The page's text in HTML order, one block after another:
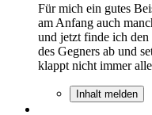
Für mich ein gutes
am Anfang auch
und jetzt finde ich
des Gegners ab und
klappt nicht immer
Inhalt melden